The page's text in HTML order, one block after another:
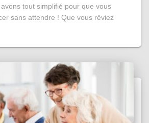
tout simplifié pour que vous
sans attendre ! Que vous rêviez